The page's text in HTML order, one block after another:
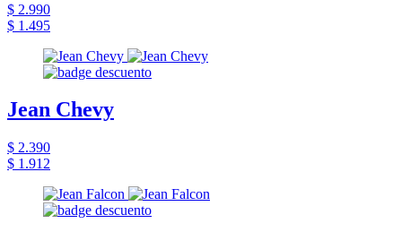
$ 2.990
$ 1.495
Jean Chevy
$ 2.390
$ 1.912